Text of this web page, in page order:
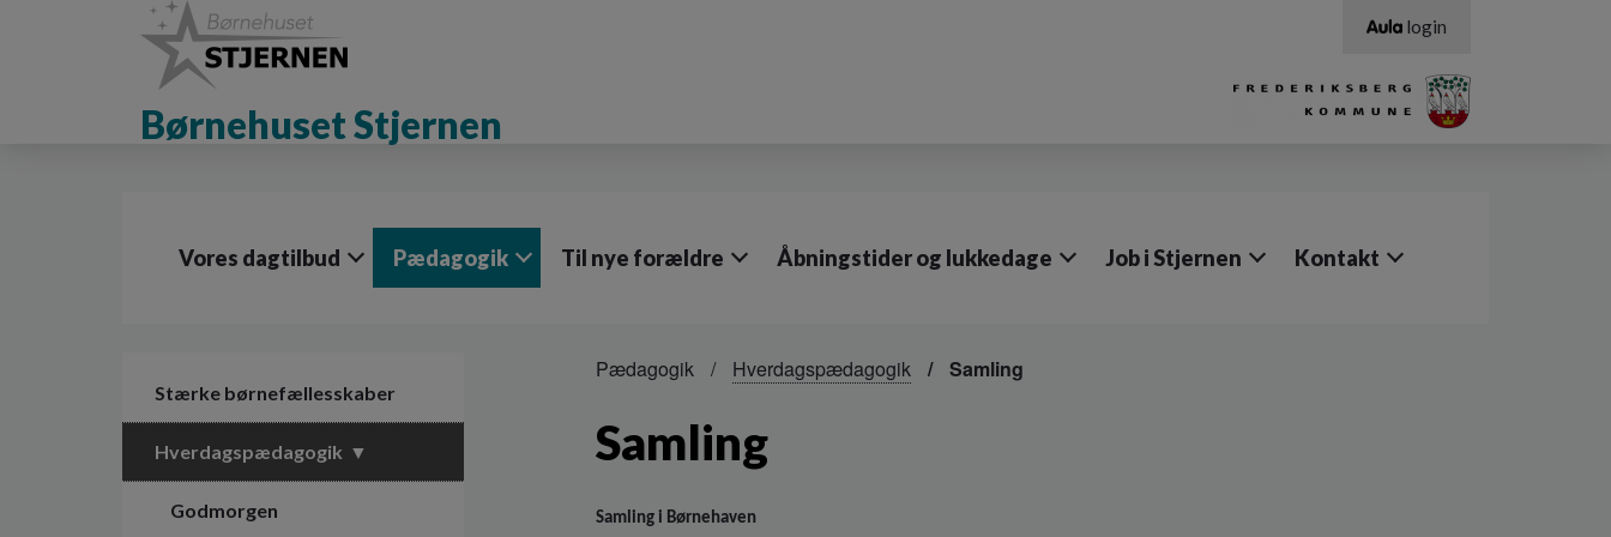
Børnehuset Stjernen
login
Vores dagtilbud Pædagogik Til nye forældre Åbningstider og lukkedage Job i Stjernen Kontakt
Stærke børnefællesskaber
Hverdagspædagogik
Godmorgen
Pædagogik Hverdagspædagogik Samling
Samling
Samling i Børnehaven